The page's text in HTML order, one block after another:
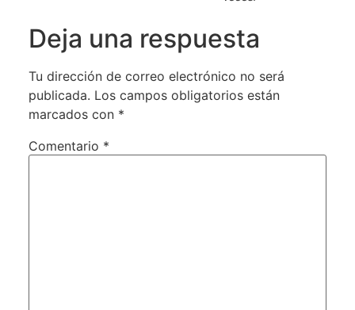
Deja una respuesta
Tu dirección de correo electrónico no será
publicada. Los campos obligatorios están
marcados con *
Comentario *